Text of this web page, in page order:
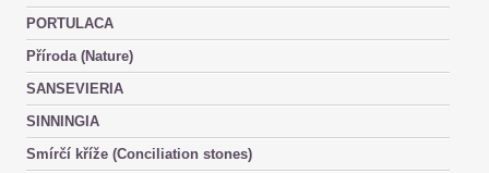
PORTULACA
Příroda (Nature)
SANSEVIERIA
SINNINGIA
Smírčí kříže (Conciliation stones)